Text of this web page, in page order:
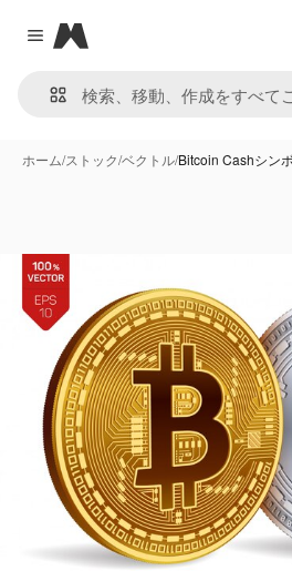
Close menu
Magnific
ホーム/ストック/ベクトル/Bitcoin Cashシン